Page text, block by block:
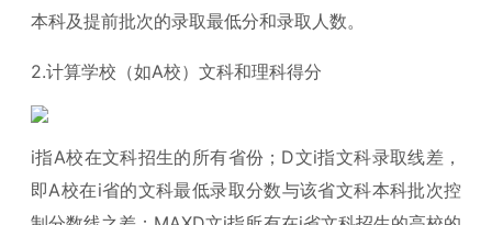
本科及提前批次的录取最低分和录取人数。
2.计算学校（如A校）文科和理科得分
i指A校在文科招生的所有省份；D文i指文科录取线差，
即A校在i省的文科最低录取分数与该省文科本科批次控